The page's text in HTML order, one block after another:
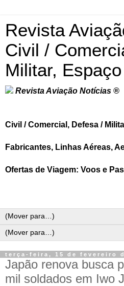
Revista
Civil /
Militar,
Revista Aviação Notícias ®
Civil / Comercial, Defesa /
Fabricantes, Linhas Aéreas,
Ofertas de Viagem: Voos e
terça-feira, 15 de fevereiro
Japão renova busca
mil soldados em Iwo